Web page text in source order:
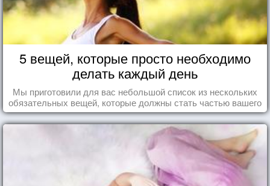
5 вещей, которые просто необходимо
делать каждый день
Мы приготовили для вас небольшой список из нескольких
обязательных вещей, которые должны стать частью вашего
дня.